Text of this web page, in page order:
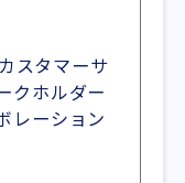
スタマーサ
クホルダー
レーション